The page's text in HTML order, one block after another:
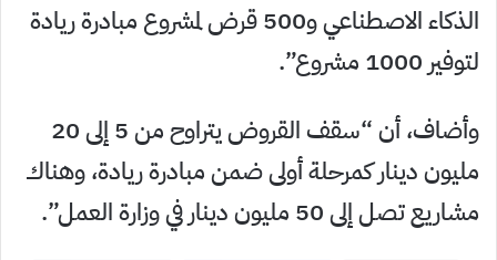
الذكاء الاصطناعي و500 قرض لمشروع مبادرة ريادة
لتوفير 1000 مشروع”.
وأضاف، أن “سقف القروض يتراوح من 5 إلى 20
مليون دينار كمرحلة أولى ضمن مبادرة ريادة، وهناك
مشاريع تصل إلى 50 مليون دينار في وزارة العمل”.